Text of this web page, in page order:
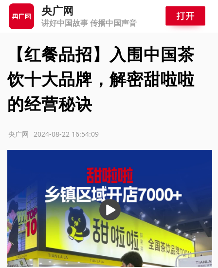
央广网
讲好中国故事 传播中国声音
【红餐品招】入围中国茶
饮十大品牌，解密甜啦啦
的经营秘诀
2024-08-22 16:54:09
央广网
播
放